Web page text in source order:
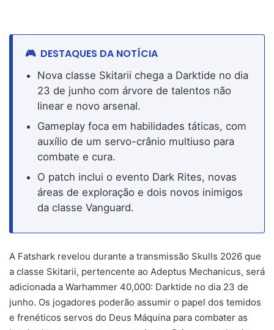
DESTAQUES DA NOTÍCIA
Nova classe Skitarii chega a Darktide no dia
23 de junho com árvore de talentos não
linear e novo arsenal.
Gameplay foca em habilidades táticas, com
auxílio de um servo-crânio multiuso para
combate e cura.
O patch inclui o evento Dark Rites, novas
áreas de exploração e dois novos inimigos
da classe Vanguard.
A Fatshark revelou durante a transmissão Skulls 2026 que
a classe Skitarii, pertencente ao Adeptus Mechanicus, será
adicionada a Warhammer 40,000: Darktide no dia 23 de
junho. Os jogadores poderão assumir o papel dos temidos
e frenéticos servos do Deus Máquina para combater as